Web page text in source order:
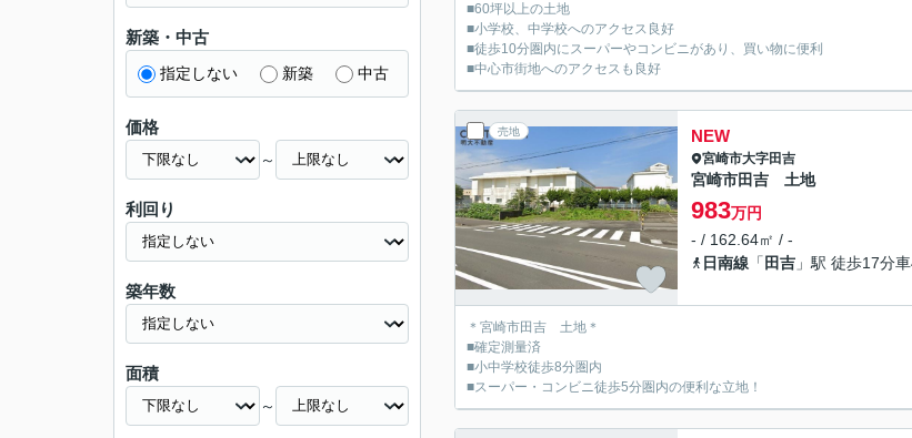
■60坪以上の土地
■小学校、中学校へのアクセス良好
■徒歩10分圏内にスーパーやコンビニがあり、買い物に便利
■中心市街地へのアクセスも良好
売地 NEW
宮崎市大字田吉
宮崎市田吉 土地
983万円
- / 162.64㎡ / -
日南線 「 田吉 」駅 徒歩17分
＊宮崎市田吉 土地＊
■確定測量済
■小中学校徒歩8分圏内
■スーパー・コンビニ徒歩5分圏内の便利な立地！
新築・中古
指定しない 新築 中古
価格
～
利回り
築年数
面積
～